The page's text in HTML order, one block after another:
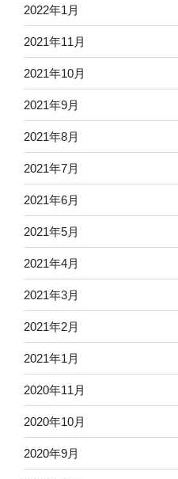
2022年1月
2021年11月
2021年10月
2021年9月
2021年8月
2021年7月
2021年6月
2021年5月
2021年4月
2021年3月
2021年2月
2021年1月
2020年11月
2020年10月
2020年9月